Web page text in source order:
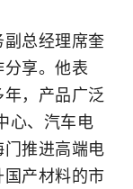
总经理席奎
享。他表
，产品广泛
心、汽车电
推进高端电
产材料的市